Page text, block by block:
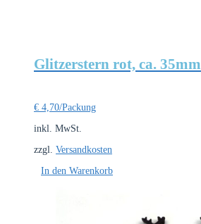
Glitzerstern rot, ca. 35mm
€ 4,70/Packung
inkl. MwSt.
zzgl. Versandkosten
In den Warenkorb